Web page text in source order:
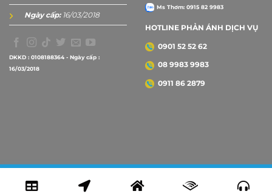
Ngày cấp:16/03/2018
DKKD : 0108188364 - Ngày cấp :
16/03/2018
Ms Thơm: 0915 82 9983
HOTLINE PHẢN ÁNH DỊCH VỤ
0901 52 52 62
08 9983 9983
0911 86 2879
Copyright 2026 ©